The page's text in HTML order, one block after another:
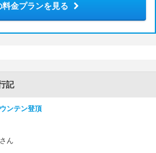
料金プランを見る
記
ンテン登頂
ん